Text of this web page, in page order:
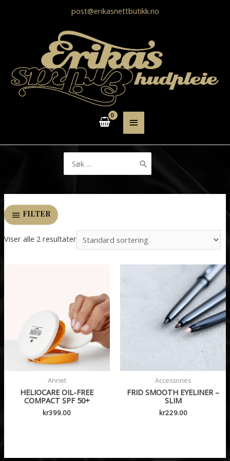
post@erikasnettbutikk.no
HOVEDMENY
etter:
FILTER
Viser alle 2 resultater
Annet
HELIOCARE OIL-FREE
COMPACT SPF 50+
kr399.00
Accessories
FRID SMOOTH EYELINER –
SLIM
kr229.00